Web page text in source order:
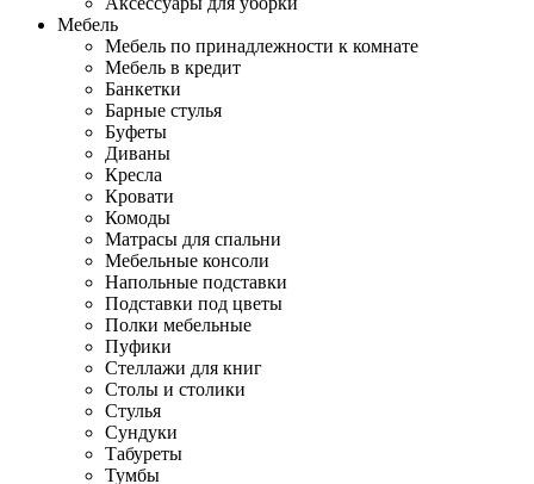
Мебель
Мебель по принадлежности к комнате
Мебель в кредит
Банкетки
Барные стулья
Буфеты
Диваны
Кресла
Кровати
Комоды
Матрасы для спальни
Мебельные консоли
Напольные подставки
Подставки под цветы
Полки мебельные
Пуфики
Стеллажи для книг
Столы и столики
Стулья
Сундуки
Табуреты
Тумбы